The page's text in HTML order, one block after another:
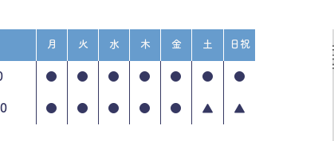
月 火 水 木 金 土 日祝
● ● ● ● ● ● ●
● ● ● ● ● ▲ ▲